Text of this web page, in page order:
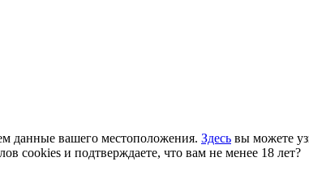
данные вашего местоположения. Здесь вы можете
cookies и подтверждаете, что вам не менее 18 лет?